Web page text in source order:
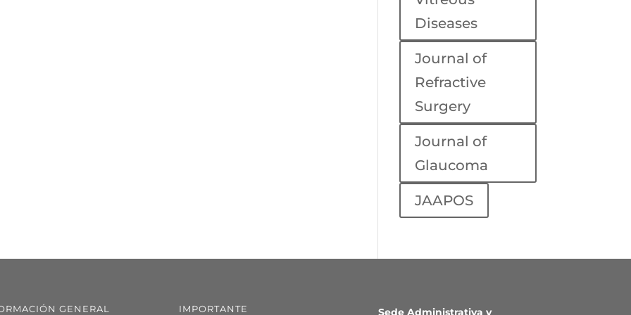
Diseases
Journal of
Refractive
Surgery
Journal of
Glaucoma
JAAPOS
GENERAL IMPORTANTE Sede Administrativa y